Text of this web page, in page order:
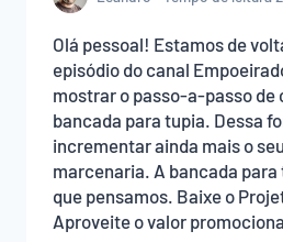
Olá pessoal! Estamos de
episódio do canal
mostrar o passo-a-passo de
bancada para tupia. Dessa
incrementar ainda mais o
marcenaria. A bancada
que pensamos. Baixe o
Aproveite o valor